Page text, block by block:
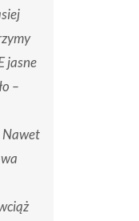
jasne
–
Nawet